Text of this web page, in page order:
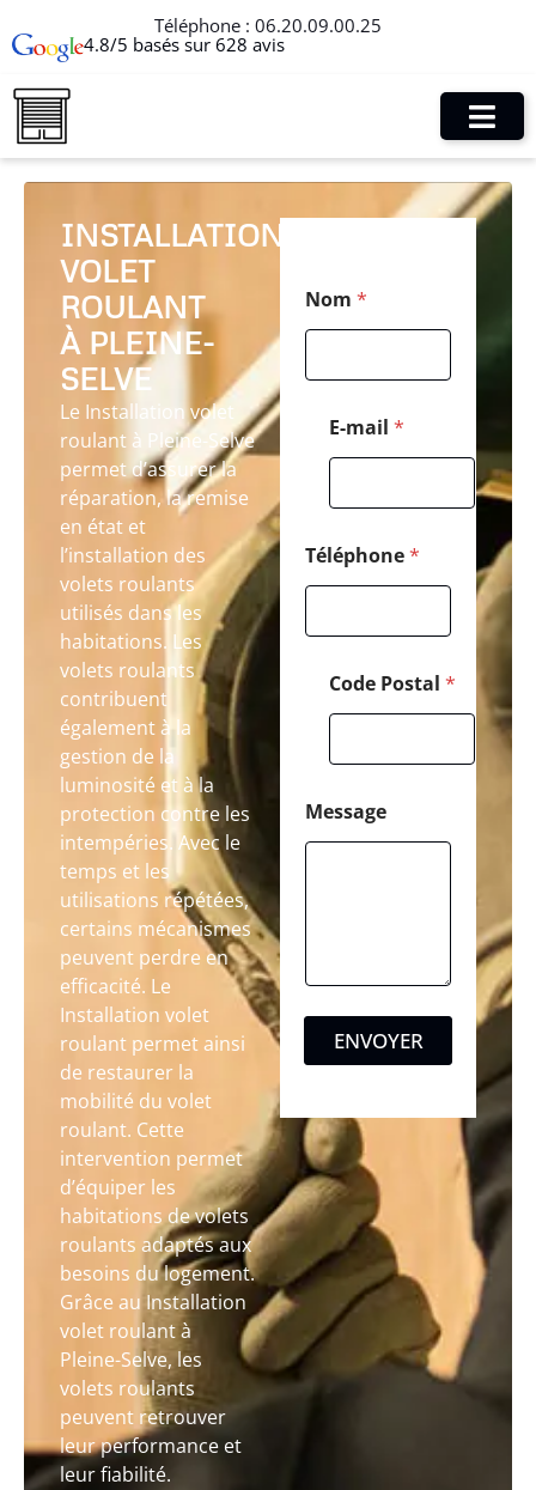
Téléphone : 06.20.09.00.25
4.8/5 basés sur 628 avis
INSTALLATION
VOLET
ROULANT
À PLEINE-
SELVE
Le Installation volet
roulant à Pleine-Selve
permet d’assurer la
réparation, la remise
en état et
l’installation des
volets roulants
utilisés dans les
habitations. Les
volets roulants
contribuent
également à la
gestion de la
luminosité et à la
protection contre les
intempéries. Avec le
temps et les
utilisations répétées,
certains mécanismes
peuvent perdre en
efficacité. Le
Installation volet
roulant permet ainsi
de restaurer la
mobilité du volet
roulant. Cette
intervention permet
d’équiper les
habitations de volets
roulants adaptés aux
besoins du logement.
Grâce au Installation
volet roulant à
Pleine-Selve, les
volets roulants
peuvent retrouver
leur performance et
leur fiabilité.
Nom *
E-mail *
Téléphone*
Code Postal *
Message
ENVOYER